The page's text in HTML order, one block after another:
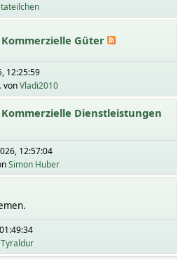
Güter
12:25:59
vonVladi2010
Dienstleistungen
12:57:04
Simon Huber
Tyraldur